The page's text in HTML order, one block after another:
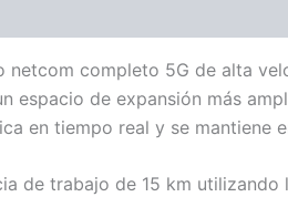
netcom completo 5G de alta
espacio de expansión más
en tiempo real y se mantiene
de trabajo de 15 km